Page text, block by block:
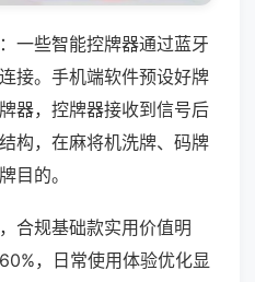
一些智能控牌器通过蓝牙
接。手机端软件预设好牌
器，控牌器接收到信号后
构，在麻将机洗牌、码牌
目的。
合规基础款实用价值明
，日常使用体验优化显